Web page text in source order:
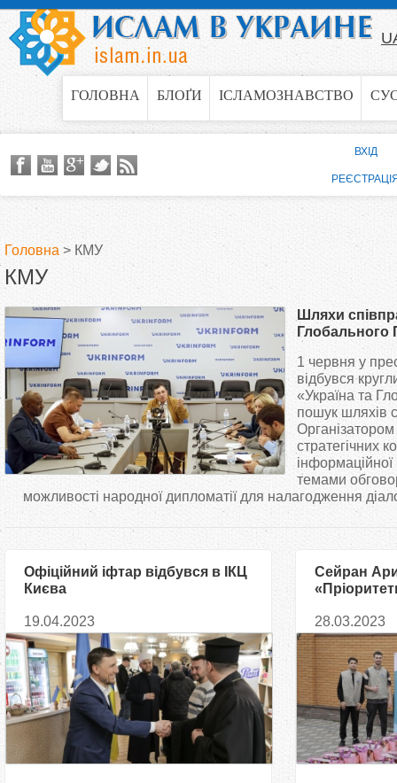
Jump to navigation
ГОЛОВНА БЛОҐИ ІСЛАМОЗНАВСТВО
В
и
є
т
у
Головна > КМУ
КМУ
Шляхи
Глобального
Києві
1 червня у
відбувся
«Україна та
пошук шляхів
стратегічних
темами
можливості народної дипломатії для налагодження
Офіційний іфтар відбувся в ІКЦ
Києва
19.04.2023
Сейран
Рамадану
28.03.2023
ВХІД